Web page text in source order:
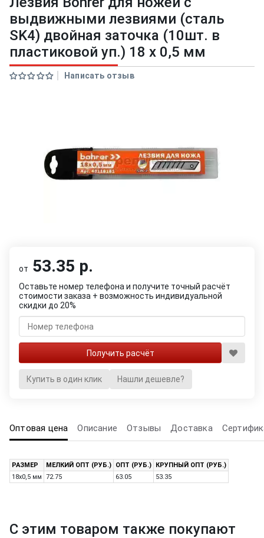
выдвижными лезвиями (сталь
SK4) двойная заточка (10шт. в
пластиковой уп.) 18 х 0,5 мм
Написать отзыв
от 53.35 р.
Оставьте номер телефона и получите точный расчёт
стоимости заказа + возможность индивидуальной
скидки до 20%
Купить в один клик Нашли дешевле?
Оптовая цена Описание Отзывы Доставка
РАЗМЕР МЕЛКИЙ ОПТ (РУБ.) ОПТ (РУБ.)
КРУПНЫЙ ОПТ (РУБ.)
18х0,5 мм
72.75 63.05 53.35
С этим товаром также покупают